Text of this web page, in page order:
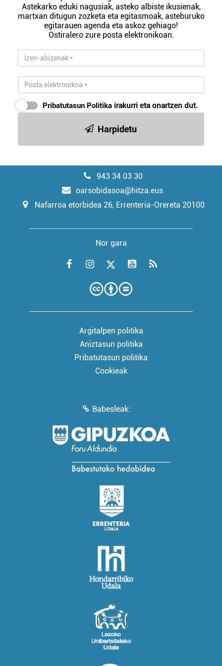
Astekarko eduki nagusiak, asteko albiste ikusienak,
martxan ditugun zozketa eta egitasmoak, asteburuko
egitarauen agenda eta askoz gehiago!
Ostiralero zure posta elektronikoan.
Pribatutasun Politika irakurri eta onartzen dut.
Harpidetu
943 34 03 30
oarsobidasoa@hitza.eus
Nafarroa etorbidea 26, Errenteria-Orereta 20100
Nor gara
Argitalpen politika
Aniztasun politika
Pribatutasun politika
Cookieak
Babesleak: